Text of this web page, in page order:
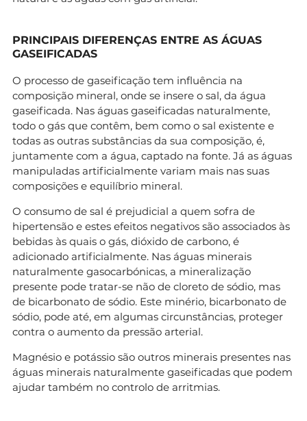
PRINCIPAIS DIFERENÇAS ENTRE AS ÁGUAS
GASEIFICADAS
O processo de gaseificação tem influência na
composição mineral, onde se insere o sal, da água
gaseificada. Nas águas gaseificadas naturalmente,
todo o gás que contêm, bem como o sal existente e
todas as outras substâncias da sua composição, é,
juntamente com a água, captado na fonte. Já as águas
manipuladas artificialmente variam mais nas suas
composições e equilíbrio mineral.
O consumo de sal é prejudicial a quem sofra de
hipertensão e estes efeitos negativos são associados às
bebidas às quais o gás, dióxido de carbono, é
adicionado artificialmente. Nas águas minerais
naturalmente gasocarbónicas, a mineralização
presente pode tratar-se não de cloreto de sódio, mas
de bicarbonato de sódio. Este minério, bicarbonato de
sódio, pode até, em algumas circunstâncias, proteger
contra o aumento da pressão arterial.
Magnésio e potássio são outros minerais presentes nas
águas minerais naturalmente gaseificadas que podem
ajudar também no controlo de arritmias.